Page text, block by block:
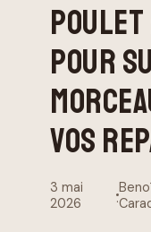
Jardinage
Maison & Déco
POUR
VOS
3 mai
2026
·